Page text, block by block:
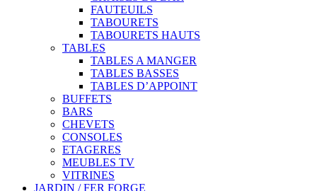
FAUTEUILS
TABOURETS
TABOURETS HAUTS
TABLES
TABLES A MANGER
TABLES BASSES
TABLES D’APPOINT
BUFFETS
BARS
CHEVETS
CONSOLES
ETAGERES
MEUBLES TV
VITRINES
JARDIN / FER FORGE